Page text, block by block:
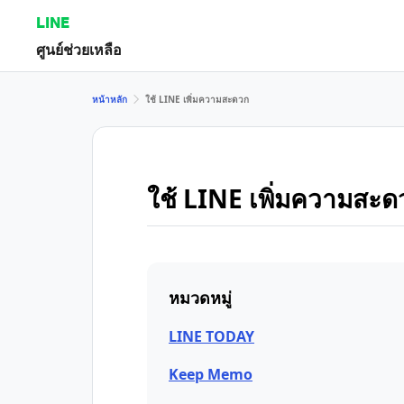
LINE
ศูนย์ช่วยเหลือ
หน้าหลัก ใช้ LINE เพิ่มความสะดวก
ใช้ LINE เพิ่มความสะ
หมวดหมู่
LINE TODAY
Keep Memo